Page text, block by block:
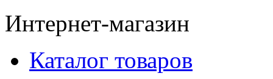
Интернет-магазин
Каталог товаров